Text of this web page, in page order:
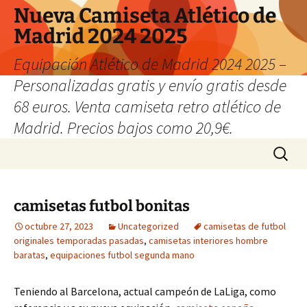
Nueva Camiseta Atlético de
Madrid 2024 2025
Equipación Atlético de Madrid 2024 2025 –
Personalizadas gratis y envío gratis desde
68 euros. Venta camiseta retro atlético de
Madrid. Precios bajos como 20,9€.
Buscar:
camisetas futbol bonitas
octubre 27, 2023 Uncategorized
camisetas de futbol
originales temporadas pasadas, camisetas interiores hombre
baratas, equipaciones futbol segunda mano
Teniendo al Barcelona, actual campeón de LaLiga, como